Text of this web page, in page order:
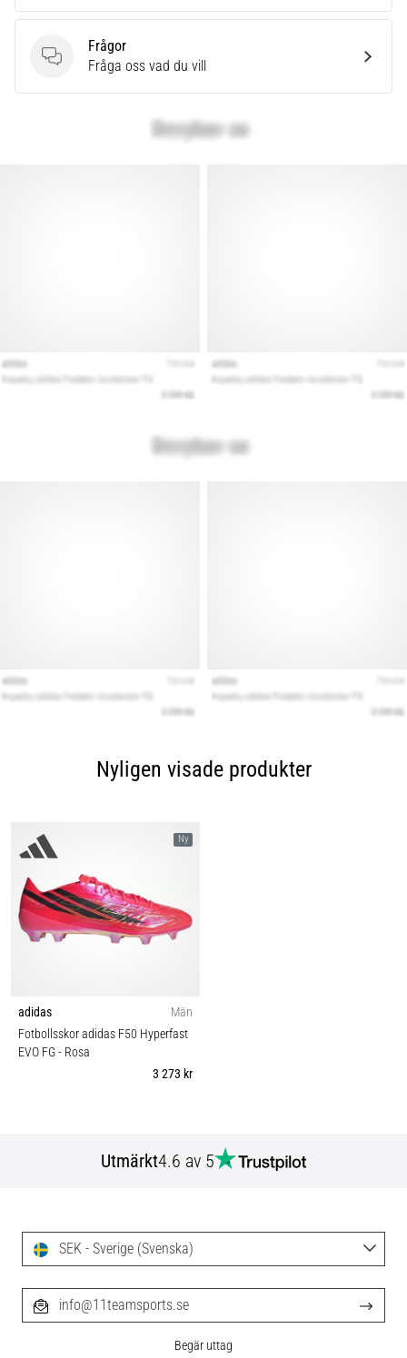
Frågor
Frågor
Fråga oss vad du vill
Nyligen visade produkter
Ny
adidas
Män
Fotbollsskor adidas F50 Hyperfast
EVO FG- Rosa
3 273 kr
Utmärkt4.6 av 5
SEK - Sverige (Svenska)
info@11teamsports.se
Begär uttag